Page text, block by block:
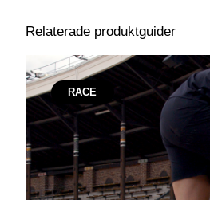
Relaterade produktguider
RACE